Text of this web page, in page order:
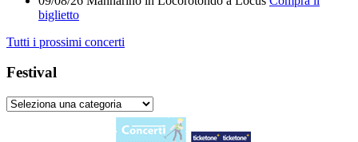
biglietto
Tutti i prossimi concerti
Festival